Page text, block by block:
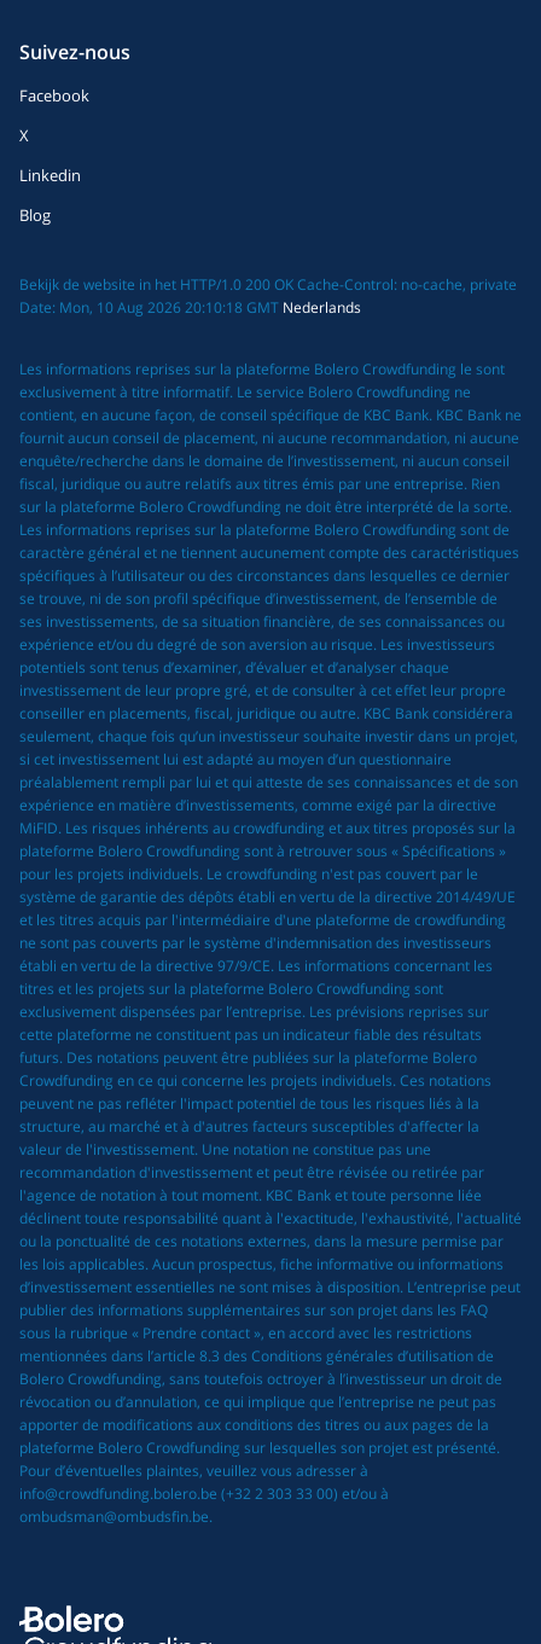
Suivez-nous
Facebook
X
Linkedin
Blog
Bekijk de website in het HTTP/1.0 200 OK Cache-Control: no-cache, private
Date: Mon, 10 Aug 2026 20:10:18 GMT Nederlands
Les informations reprises sur la plateforme Bolero Crowdfunding le sont
exclusivement à titre informatif. Le service Bolero Crowdfunding ne
contient, en aucune façon, de conseil spécifique de KBC Bank. KBC Bank ne
fournit aucun conseil de placement, ni aucune recommandation, ni aucune
enquête/recherche dans le domaine de l’investissement, ni aucun conseil
fiscal, juridique ou autre relatifs aux titres émis par une entreprise. Rien
sur la plateforme Bolero Crowdfunding ne doit être interprété de la sorte.
Les informations reprises sur la plateforme Bolero Crowdfunding sont de
caractère général et ne tiennent aucunement compte des caractéristiques
spécifiques à l’utilisateur ou des circonstances dans lesquelles ce dernier
se trouve, ni de son profil spécifique d’investissement, de l’ensemble de
ses investissements, de sa situation financière, de ses connaissances ou
expérience et/ou du degré de son aversion au risque. Les investisseurs
potentiels sont tenus d’examiner, d’évaluer et d’analyser chaque
investissement de leur propre gré, et de consulter à cet effet leur propre
conseiller en placements, fiscal, juridique ou autre. KBC Bank considérera
seulement, chaque fois qu’un investisseur souhaite investir dans un projet,
si cet investissement lui est adapté au moyen d’un questionnaire
préalablement rempli par lui et qui atteste de ses connaissances et de son
expérience en matière d’investissements, comme exigé par la directive
MiFID. Les risques inhérents au crowdfunding et aux titres proposés sur la
plateforme Bolero Crowdfunding sont à retrouver sous « Spécifications »
pour les projets individuels. Le crowdfunding n'est pas couvert par le
système de garantie des dépôts établi en vertu de la directive 2014/49/UE
et les titres acquis par l'intermédiaire d'une plateforme de crowdfunding
ne sont pas couverts par le système d'indemnisation des investisseurs
établi en vertu de la directive 97/9/CE. Les informations concernant les
titres et les projets sur la plateforme Bolero Crowdfunding sont
exclusivement dispensées par l’entreprise. Les prévisions reprises sur
cette plateforme ne constituent pas un indicateur fiable des résultats
futurs. Des notations peuvent être publiées sur la plateforme Bolero
Crowdfunding en ce qui concerne les projets individuels. Ces notations
peuvent ne pas refléter l'impact potentiel de tous les risques liés à la
structure, au marché et à d'autres facteurs susceptibles d'affecter la
valeur de l'investissement. Une notation ne constitue pas une
recommandation d'investissement et peut être révisée ou retirée par
l'agence de notation à tout moment. KBC Bank et toute personne liée
déclinent toute responsabilité quant à l'exactitude, l'exhaustivité, l'actualité
ou la ponctualité de ces notations externes, dans la mesure permise par
les lois applicables. Aucun prospectus, fiche informative ou informations
d’investissement essentielles ne sont mises à disposition. L’entreprise peut
publier des informations supplémentaires sur son projet dans les FAQ
sous la rubrique « Prendre contact », en accord avec les restrictions
mentionnées dans l’article 8.3 des Conditions générales d’utilisation de
Bolero Crowdfunding, sans toutefois octroyer à l’investisseur un droit de
révocation ou d’annulation, ce qui implique que l’entreprise ne peut pas
apporter de modifications aux conditions des titres ou aux pages de la
plateforme Bolero Crowdfunding sur lesquelles son projet est présenté.
Pour d’éventuelles plaintes, veuillez vous adresser à
info@crowdfunding.bolero.be (+32 2 303 33 00) et/ou à
ombudsman@ombudsfin.be.